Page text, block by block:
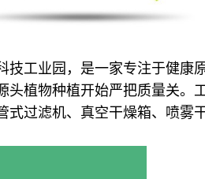
工业园，是一家专注于健康
植物种植开始严把质量关。
过滤机、真空干燥箱、喷雾